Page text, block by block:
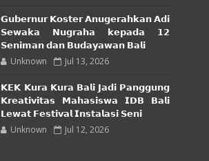
𝗚𝘂𝗯𝗲𝗿𝗻𝘂𝗿 𝗞𝗼𝘀𝘁𝗲𝗿 𝗔𝗻𝘂𝗴𝗲𝗿𝗮𝗵𝗸𝗮𝗻 𝗔𝗱𝗶
𝗦𝗲𝘄𝗮𝗸𝗮 𝗡𝘂𝗴𝗿𝗮𝗵𝗮 𝗸𝗲𝗽𝗮𝗱𝗮 𝟭𝟮
𝗦𝗲𝗻𝗶𝗺𝗮𝗻 𝗱𝗮𝗻 𝗕𝘂𝗱𝗮𝘆𝗮𝘄𝗮𝗻 𝗕𝗮𝗹𝗶
Unknown Jul 13, 2026
𝗞𝗘𝗞 𝗞𝘂𝗿𝗮 𝗞𝘂𝗿𝗮 𝗕𝗮𝗹𝗶 𝗝𝗮𝗱𝗶 𝗣𝗮𝗻𝗴𝗴𝘂𝗻𝗴
𝗞𝗿𝗲𝗮𝘁𝗶𝘃𝗶𝘁𝗮𝘀 𝗠𝗮𝗵𝗮𝘀𝗶𝘀𝘄𝗮 𝗜𝗗𝗕 𝗕𝗮𝗹𝗶
𝗟𝗲𝘄𝗮𝘁 𝗙𝗲𝘀𝘁𝗶𝘃𝗮𝗹 𝗜𝗻𝘀𝘁𝗮𝗹𝗮𝘀𝗶 𝗦𝗲𝗻𝗶
Unknown Jul 12, 2026